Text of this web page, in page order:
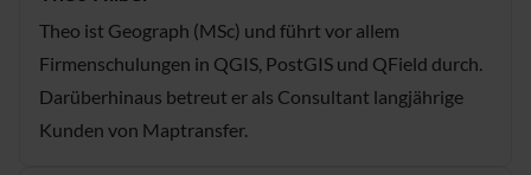
Theo ist Geograph (MSc) und führt vor allem
Firmenschulungen in QGIS, PostGIS und QField durch.
Darüberhinaus betreut er als Consultant langjährige
Kunden von Maptransfer.